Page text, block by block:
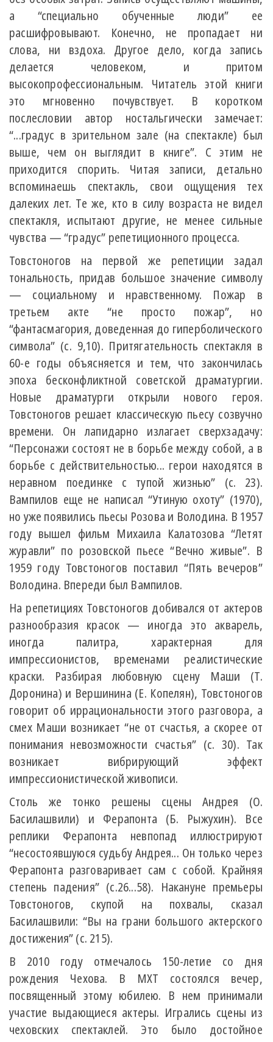
а “специально обученные люди” ее
расшифровывают. Конечно, не пропадает ни
слова, ни вздоха. Другое дело, когда запись
делается человеком, и притом
высокопрофессиональным. Читатель этой книги
это мгновенно почувствует. В коротком
послесловии автор ностальгически замечает:
“...градус в зрительном зале (на спектакле) был
выше, чем он выглядит в книге”. С этим не
приходится спорить. Читая записи, детально
вспоминаешь спектакль, свои ощущения тех
далеких лет. Те же, кто в силу возраста не видел
спектакля, испытают другие, не менее сильные
чувства — “градус” репетиционного процесса.
Товстоногов на первой же репетиции задал
тональность, придав большое значение символу
— социальному и нравственному. Пожар в
третьем акте “не просто пожар”, но
“фантасмагория, доведенная до гиперболического
символа” (с. 9,10). Притягательность спектакля в
60-е годы объясняется и тем, что закончилась
эпоха бесконфликтной советской драматургии.
Новые драматурги открыли нового героя.
Товстоногов решает классическую пьесу созвучно
времени. Он лапидарно излагает сверхзадачу:
“Персонажи состоят не в борьбе между собой, а в
борьбе с действительностью... герои находятся в
неравном поединке с тупой жизнью” (с. 23).
Вампилов еще не написал “Утиную охоту” (1970),
но уже появились пьесы Розова и Володина. В 1957
году вышел фильм Михаила Калатозова “Летят
журавли” по розовской пьесе “Вечно живые”. В
1959 году Товстоногов поставил “Пять вечеров”
Володина. Впереди был Вампилов.
На репетициях Товстоногов добивался от актеров
разнообразия красок — иногда это акварель,
иногда палитра, характерная для
импрессионистов, временами реалистические
краски. Разбирая любовную сцену Маши (Т.
Доронина) и Вершинина (Е. Копелян), Товстоногов
говорит об иррациональности этого разговора, а
смех Маши возникает “не от счастья, а скорее от
понимания невозможности счастья” (с. 30). Так
возникает вибрирующий эффект
импрессионистической живописи.
Столь же тонко решены сцены Андрея (О.
Басилашвили) и Ферапонта (Б. Рыжухин). Все
реплики Ферапонта невпопад иллюстрируют
“несостоявшуюся судьбу Андрея... Он только через
Ферапонта разговаривает сам с собой. Крайняя
степень падения” (с.26...58). Накануне премьеры
Товстоногов, скупой на похвалы, сказал
Басилашвили: “Вы на грани большого актерского
достижения” (с. 215).
В 2010 году отмечалось 150-летие со дня
рождения Чехова. В МХТ состоялся вечер,
посвященный этому юбилею. В нем принимали
участие выдающиеся актеры. Игрались сцены из
чеховских спектаклей. Это было достойное